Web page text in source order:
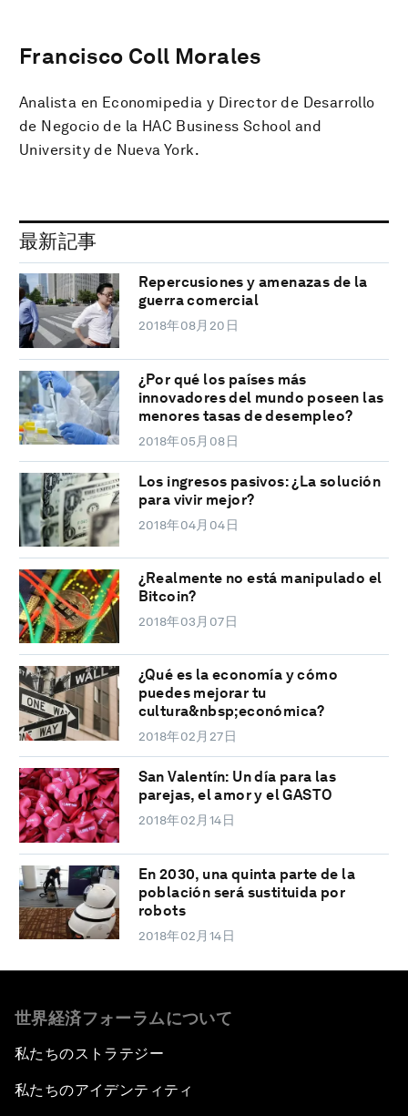
Francisco Coll Morales
Analista en Economipedia y Director de Desarrollo
de Negocio de la HAC Business School and
University de Nueva York.
最新記事
Repercusiones y amenazas de la
guerra comercial
2018年08月20日
¿Por qué los países más
innovadores del mundo poseen las
menores tasas de desempleo?
2018年05月08日
Los ingresos pasivos: ¿La solución
para vivir mejor?
2018年04月04日
¿Realmente no está manipulado el
Bitcoin?
2018年03月07日
¿Qué es la economía y cómo
puedes mejorar tu
cultura&nbsp;económica?
2018年02月27日
San Valentín: Un día para las
parejas, el amor y el GASTO
2018年02月14日
En 2030, una quinta parte de la
población será sustituida por
robots
2018年02月14日
世界経済フォーラムについて
私たちのストラテジー
私たちのアイデンティティ